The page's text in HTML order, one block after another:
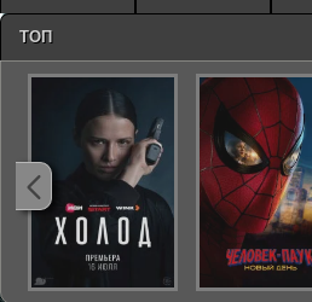
ТОП